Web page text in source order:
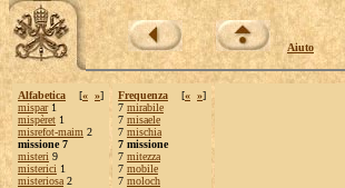
Aiuto
Alfabetica [« »]
mispar1
mispèret 1
misrefot-maim 2
missione 7
misteri 9
misterici 1
misteriosa 2
Frequenza [« »]
7 mirabile
7 misaele
7 mischia
7 missione
7 mitezza
7 mobile
7 moloch